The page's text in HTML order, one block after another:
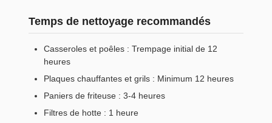
Temps de nettoyage recommandés
Casseroles et poêles : Trempage initial de 12
heures
Plaques chauffantes et grils : Minimum 12 heures
Paniers de friteuse : 3-4 heures
Filtres de hotte : 1 heure